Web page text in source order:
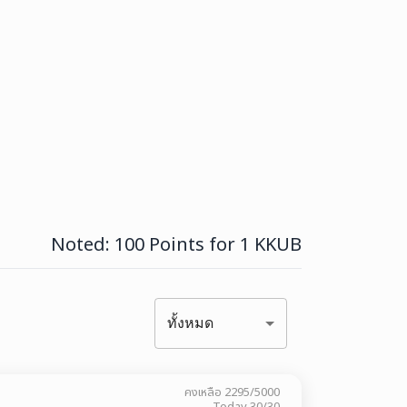
Noted: 100 Points for 1 KKUB
ทั้งหมด
คงเหลือ 2295/5000